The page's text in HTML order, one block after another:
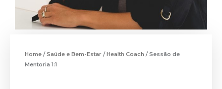
Home /Saúde e Bem-Estar /Health Coach / Sessão de
Mentoria 1:1